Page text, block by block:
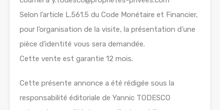
Selon l’article L.561.5 du Code Monétaire et Financier,
pour l’organisation de la visite, la présentation d’une
pièce d’identité vous sera demandée.
Cette vente est garantie 12 mois.
Cette présente annonce a été rédigée sous la
responsabilité éditoriale de Yannic TODESCO